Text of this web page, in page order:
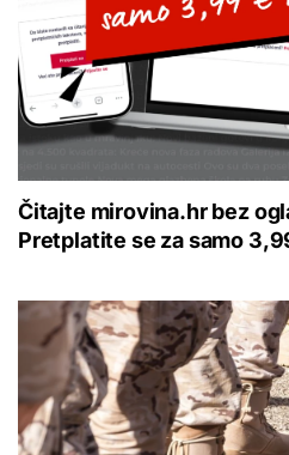
Čitajte mirovina.hr bez
Pretplatite se za samo